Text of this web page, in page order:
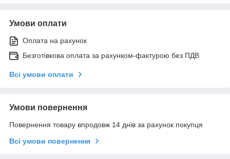
Умови оплати
Оплата на рахунок
Безготівкова оплата за рахунком-фактурою без ПДВ
Всі умови оплати
Умови повернення
Повернення товару впродовж 14 днів за рахунок покупця
Всі умови повернення